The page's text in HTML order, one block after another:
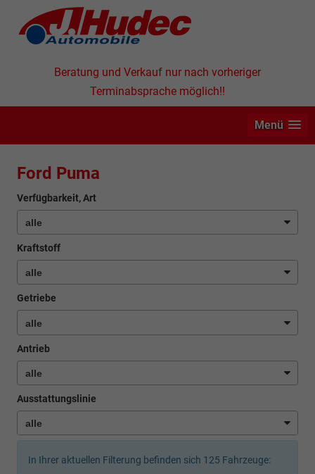
Beratung und Verkauf nur nach vorheriger
Terminabsprache möglich!!
Menü
Ford Puma
Verfügbarkeit, Art
Kraftstoff
Getriebe
Antrieb
Ausstattungslinie
In Ihrer aktuellen Filterung befinden sich 125 Fahrzeuge: